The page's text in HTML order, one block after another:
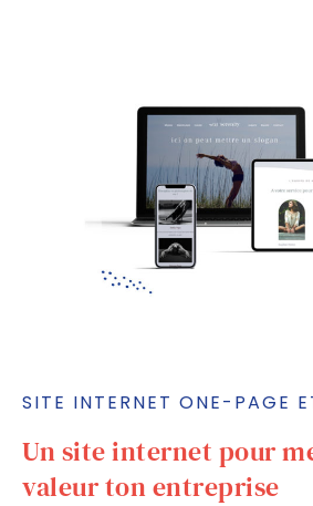
SITE INTERNET ONE-PAGE
Un site internet pour
valeur ton entreprise